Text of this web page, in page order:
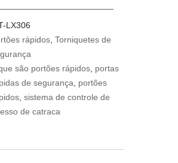
LX306
rápidos, Torniquetes de
são portões rápidos, portas
de segurança, portões
, sistema de controle de
de catraca